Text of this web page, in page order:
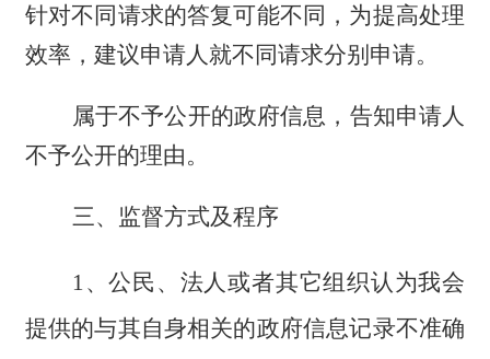
针对不同请求的答复可能不同，为提高处理
效率，建议申请人就不同请求分别申请。
属于不予公开的政府信息，告知申请人
不予公开的理由。
三、 监督方式及程序
1、公民、法人或者其它组织认为我会
提供的与其自身相关的政府信息记录不准确